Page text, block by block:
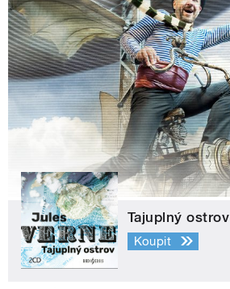
Tajuplný ostrov
Koupit